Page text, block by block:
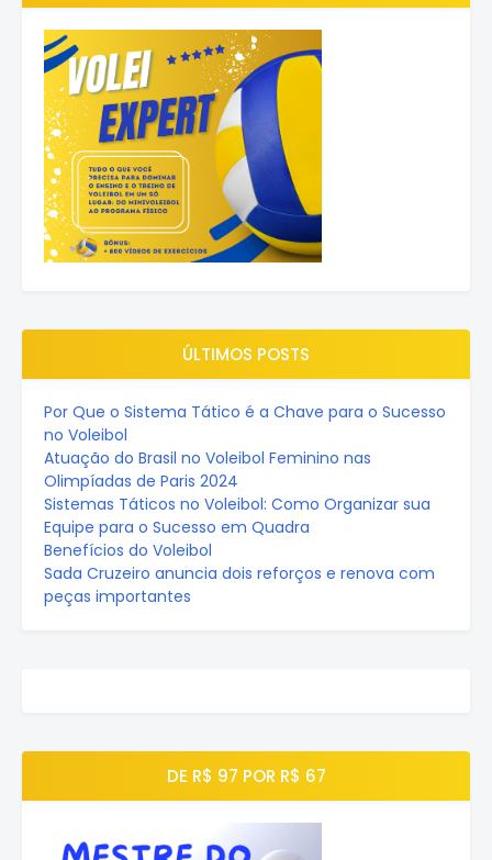
ÚLTIMOS POSTS
Por Que o Sistema Tático é a Chave para o Sucesso
no Voleibol
Atuação do Brasil no Voleibol Feminino nas
Olimpíadas de Paris 2024
Sistemas Táticos no Voleibol: Como Organizar sua
Equipe para o Sucesso em Quadra
Benefícios do Voleibol
Sada Cruzeiro anuncia dois reforços e renova com
peças importantes
DE R$ 97 POR R$ 67